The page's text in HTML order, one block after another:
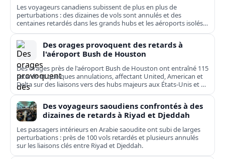
Les voyageurs canadiens subissent de plus en plus de
perturbations : des dizaines de vols sont annulés et des
centaines retardés dans les grands hubs et les aéroports isolés,
de Toronto à Kuujjuaq.
Des orages provoquent des retards à
l'aéroport Bush de Houston
Des orages près de l'aéroport Bush de Houston ont entraîné 115
retards et quelques annulations, affectant United, American et
Delta sur des liaisons vers des hubs majeurs aux États-Unis et en
Europe.
Des voyageurs saoudiens confrontés à des
dizaines de retards à Riyad et Djeddah
Les passagers intérieurs en Arabie saoudite ont subi de larges
perturbations : près de 100 vols retardés et plusieurs annulés
sur les liaisons clés entre Riyad et Djeddah.